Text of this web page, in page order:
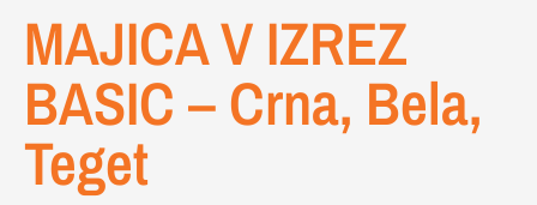
MAJICA V IZREZ
BASIC – Crna, Bela,
Teget